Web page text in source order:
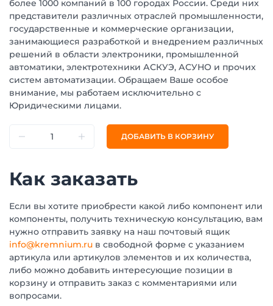
более 1000 компаний в 100 городах России. Среди них
представители различных отраслей промышленности,
государственные и коммерческие организации,
занимающиеся разработкой и внедрением различных
решений в области электроники, промышленной
автоматики, электротехники АСКУЭ, АСУНО и прочих
систем автоматизации. Обращаем Ваше особое
внимание, мы работаем исключительно с
Юридическими лицами.
ДОБАВИТЬ В КОРЗИНУ
Как заказать
Если вы хотите приобрести какой либо компонент или
компоненты, получить техническую консультацию, вам
нужно отправить заявку на наш почтовый ящик
info@kremnium.ru в свободной форме с указанием
артикула или артикулов элементов и их количества,
либо можно добавить интересующие позиции в
корзину и отправить заказ с комментариями или
вопросами.